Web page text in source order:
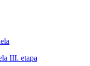
III. etapa